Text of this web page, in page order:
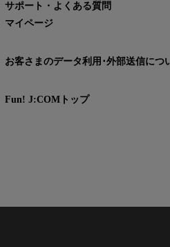
サポート・よくある質問
マイページ
お客さまのデータ利用･外部送信につ
Fun! J:COMトップ